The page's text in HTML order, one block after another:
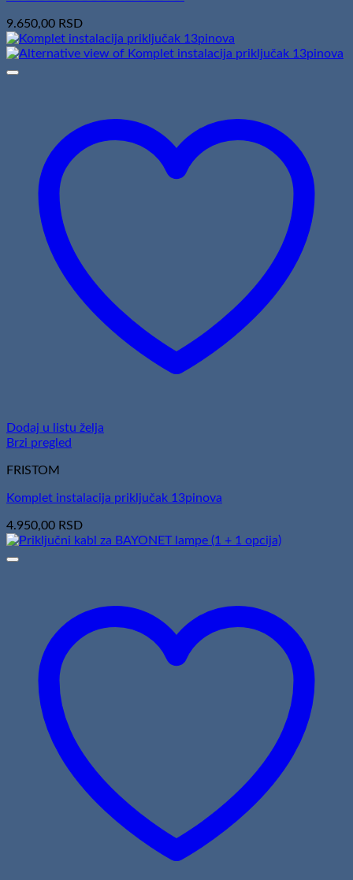
9.650,00 RSD
Dodaj u listu želja
Brzi pregled
FRISTOM
Komplet instalacija priključak 13pinova
4.950,00 RSD